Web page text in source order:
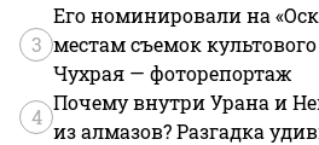
3
Его номинировали на
местам съемок
Чухрая — фоторепортаж
4
Почему внутри Урана и
из алмазов? Разгадка